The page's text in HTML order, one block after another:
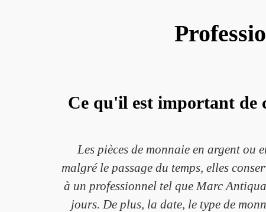
Ce qu'il est important de
Les pièces de monnaie en argent ou
malgré le passage du temps, elles
à un professionnel tel que Marc
jours. De plus, la date, le type de